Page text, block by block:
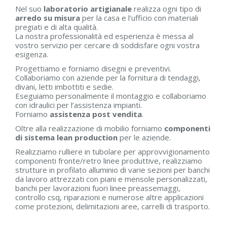
Nel suo laboratorio artigianalerealizza ogni tipo di
arredo su misuraper la casa e l’ufficio con materiali
pregiati e di alta qualità.
La nostra professionalità ed esperienza è messa al
vostro servizio per cercare di soddisfare ogni vostra
esigenza.
Progettiamo e forniamo disegni e preventivi.
Collaboriamo con aziende per la fornitura di tendaggi,
divani, letti imbottiti e sedie.
Eseguiamo personalmente il montaggio e collaboriamo
con idraulici per l’assistenza impianti.
Forniamo assistenza post vendita.
Oltre alla realizzazione di mobilio forniamo componenti
di sistema lean productionper le aziende.
Realizziamo rulliere in tubolare per approvvigionamento
componenti fronte/retro linee produttive, realizziamo
strutture in profilato alluminio di varie sezioni per banchi
da lavoro attrezzati con piani e mensole personalizzati,
banchi per lavorazioni fuori linee preassemaggi,
controllo csq, riparazioni e numerose altre applicazioni
come protezioni, delimitazioni aree, carrelli di trasporto.